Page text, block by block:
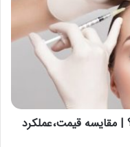
| مقایسه قیمت،عملکرد